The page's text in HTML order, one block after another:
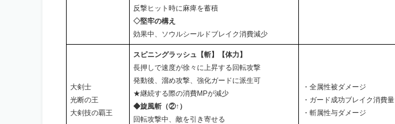
反撃ヒット時に麻痺を蓄積
◇堅牢の構え
効果中、ソウルシールドブレイク消費減少
大剣士
光断の王
大剣技の覇王
スピニングラッシュ【斬】【体力】
長押しで速度が徐々に上昇する回転攻撃
発動後、溜め攻撃、強化ガードに派生可
★継続する際の消費MPが減少
◆旋風斬（②↑）
回転攻撃中、敵を引き寄せる
・全属性被ダメージ
・ガード成功ブレイク消費量
・斬属性与ダメージ